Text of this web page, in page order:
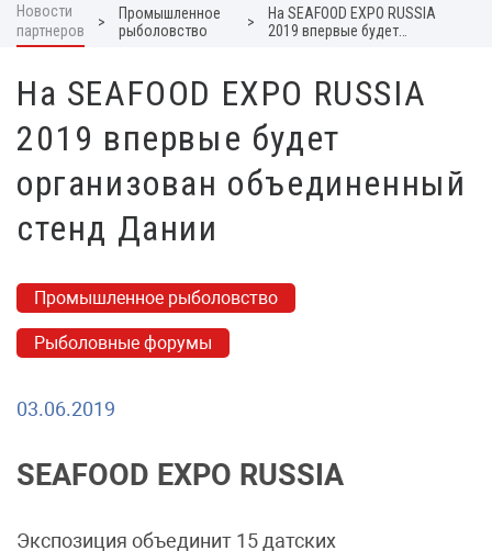
Новости
партнеров
>
Промышленное
рыболовство
>
На SEAFOOD EXPO RUSSIA
2019 впервые будет
На SEAFOOD EXPO RUSSIA
2019 впервые будет
организован объединенный
стенд Дании
Промышленное рыболовство
Рыболовные форумы
03.06.2019
SEAFOOD EXPO RUSSIA
Экспозиция объединит 15 датских